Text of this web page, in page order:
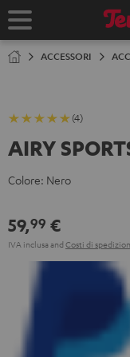
AL
ACCESSORI
(4)
AIRY
Colore: Nero
59,99 €
IVA inclusa and Costi di